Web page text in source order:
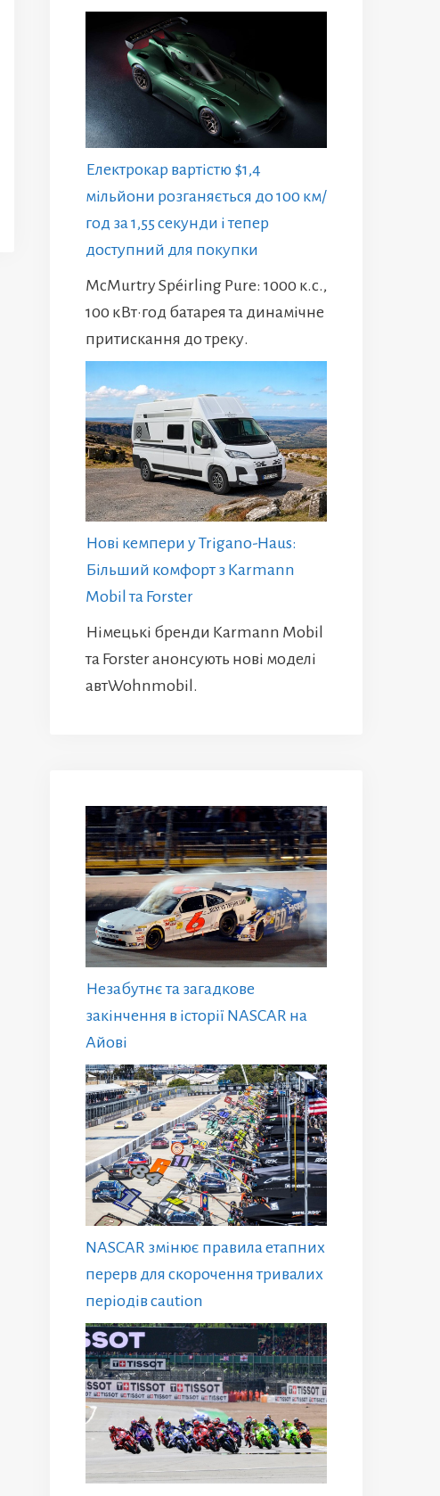
Електрокар вартістю $1,4
мільйони розганяється до 100 км/
год за 1,55 секунди і тепер
доступний для покупки
McMurtry Spéirling Pure: 1000 к.с.,
100 кВт·год батарея та динамічне
притискання до треку.
Нові кемпери у Trigano-Haus:
Більший комфорт з Karmann
Mobil та Forster
Німецькі бренди Karmann Mobil
та Forster анонсують нові моделі
автWohnmobil.
Незабутнє та загадкове
закінчення в історії NASCAR на
Айові
NASCAR змінює правила етапних
перерв для скорочення тривалих
періодів caution